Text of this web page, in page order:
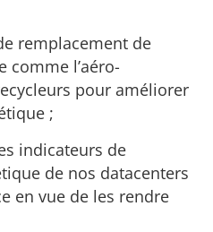
remplacement de
comme l’aéro-
pour améliorer
;
indicateurs de
de nos datacenters
en vue de les rendre